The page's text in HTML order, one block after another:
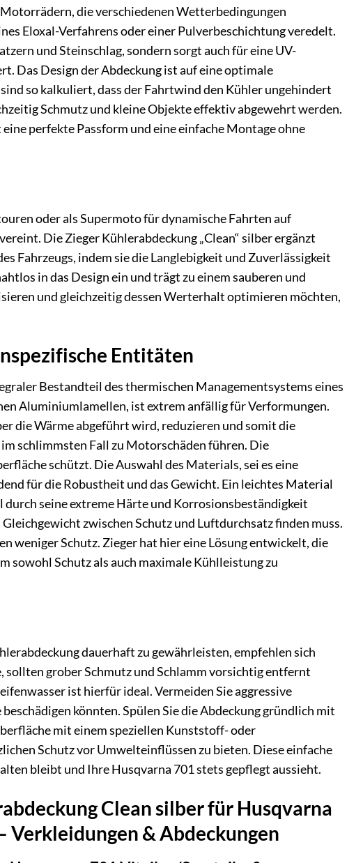
die verschiedenen Wetterbedingungen
Eloxal-Verfahrens oder einer Pulverbeschichtung veredelt.
und Steinschlag, sondern sorgt auch für eine UV-
Das Design der Abdeckung ist auf eine optimale
so kalkuliert, dass der Fahrtwind den Kühler ungehindert
Schmutz und kleine Objekte effektiv abgewehrt werden.
perfekte Passform und eine einfache Montage ohne
oder als Supermoto für dynamische Fahrten auf
Die Zieger Kühlerabdeckung „Clean“ silber ergänzt
Fahrzeugs, indem sie die Langlebigkeit und Zuverlässigkeit
in das Design ein und trägt zu einem sauberen und
und gleichzeitig dessen Werterhalt optimieren möchten,
Entitäten
Bestandteil des thermischen Managementsystems eines
Aluminiumlamellen, ist extrem anfällig für Verformungen.
die Wärme abgeführt wird, reduzieren und somit die
schlimmsten Fall zu Motorschäden führen. Die
schützt. Die Auswahl des Materials, sei es eine
für die Robustheit und das Gewicht. Ein leichtes Material
seine extreme Härte und Korrosionsbeständigkeit
zwischen Schutz und Luftdurchsatz finden muss.
weniger Schutz. Zieger hat hier eine Lösung entwickelt, die
sowohl Schutz als auch maximale Kühlleistung zu
dauerhaft zu gewährleisten, empfehlen sich
sollten grober Schmutz und Schlamm vorsichtig entfernt
ist hierfür ideal. Vermeiden Sie aggressive
könnten. Spülen Sie die Abdeckung gründlich mit
mit einem speziellen Kunststoff- oder
Schutz vor Umwelteinflüssen zu bieten. Diese einfache
bleibt und Ihre Husqvarna 701 stets gepflegt aussieht.
Clean silber für Husqvarna
& Abdeckungen